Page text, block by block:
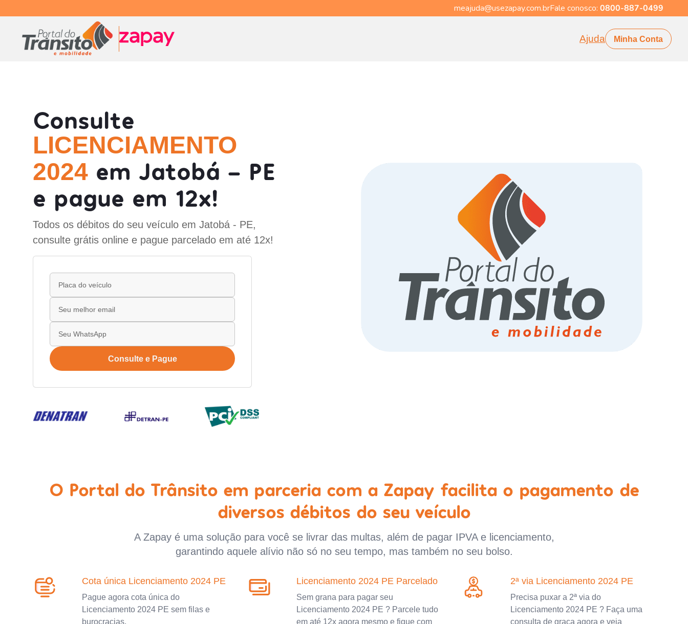
meajuda@usezapay.com.brFale conosco: 0800-887-0499
Ajuda Minha Conta
Consulte
LICENCIAMENTO
2024 em Jatobá - PE
e pague em 12x!
Todos os débitos do seu veículo em Jatobá - PE,
consulte grátis online e pague parcelado em até 12x!
Consulte e Pague
O Portal do Trânsito em parceria com a Zapay facilita o pagamento de
diversos débitos do seu veículo
A Zapay é uma solução para você se livrar das multas, além de pagar IPVA e licenciamento,
garantindo aquele alívio não só no seu tempo, mas também no seu bolso.
Cota única Licenciamento 2024 PE
Pague agora cota única do
Licenciamento 2024 PE sem filas e
burocracias.
Licenciamento 2024 PE Parcelado
Sem grana para pagar seu
Licenciamento 2024 PE ? Parcele tudo
em até 12x agora mesmo e fique com
2ª via Licenciamento 2024 PE
Precisa puxar a 2ª via do
Licenciamento 2024 PE ? Faça uma
consulta de graça agora e veja